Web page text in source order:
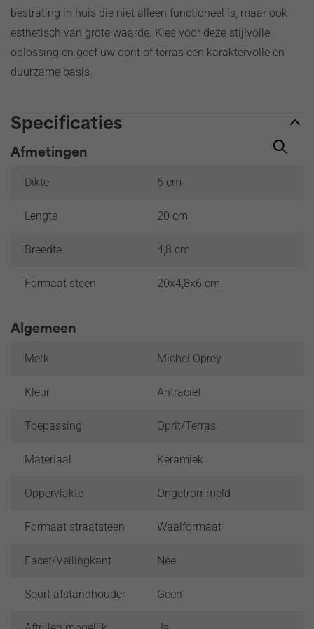
bestrating in huis die niet alleen functioneel is, maar ook
esthetisch van grote waarde. Kies voor deze stijlvolle
oplossing en geef uw oprit of terras een karaktervolle en
duurzame basis.
Specificaties
Afmetingen
Dikte 6 cm
Lengte 20 cm
Breedte 4,8 cm
Formaat steen 20x4,8x6 cm
Algemeen
Merk Michel Oprey
Kleur Antraciet
Toepassing Oprit/Terras
Materiaal Keramiek
Oppervlakte Ongetrommeld
Formaat straatsteen Waalformaat
Facet/Vellingkant Nee
Soort afstandhouder Geen